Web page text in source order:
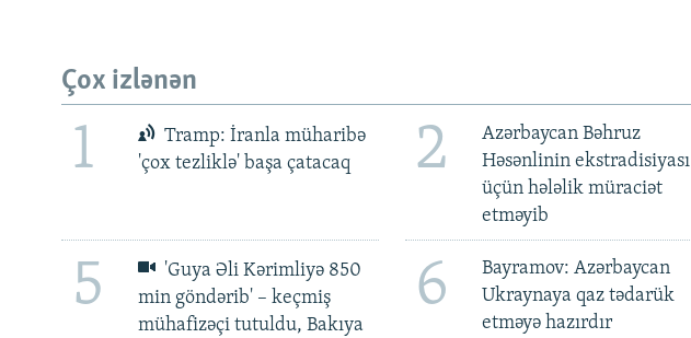
Çox izlənən
1
Tramp: İranla müharibə
'çox tezliklə' başa çatacaq
2
Azərbaycan Bəhruz
Həsənlinin ekstradisiyası
üçün hələlik müraciət
etməyib
5
'Guya Əli Kərimliyə 850
min göndərib' – keçmiş
mühafizəçi tutuldu, Bakıya
6
Bayramov: Azərbaycan
Ukraynaya qaz tədarük
etməyə hazırdır